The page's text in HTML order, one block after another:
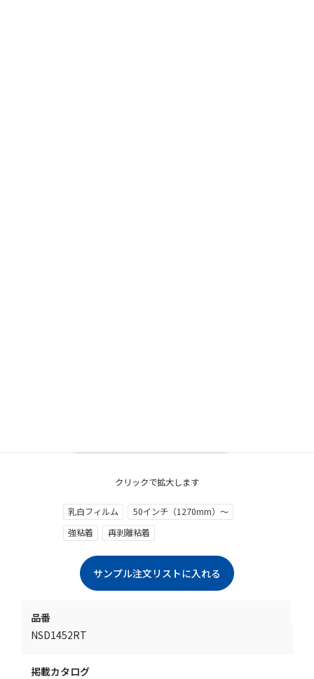
クリックで拡大します
乳白フィルム
50インチ（1270mm）～
強粘着
再剥離粘着
品番
NSD1452RT
掲載カタログ